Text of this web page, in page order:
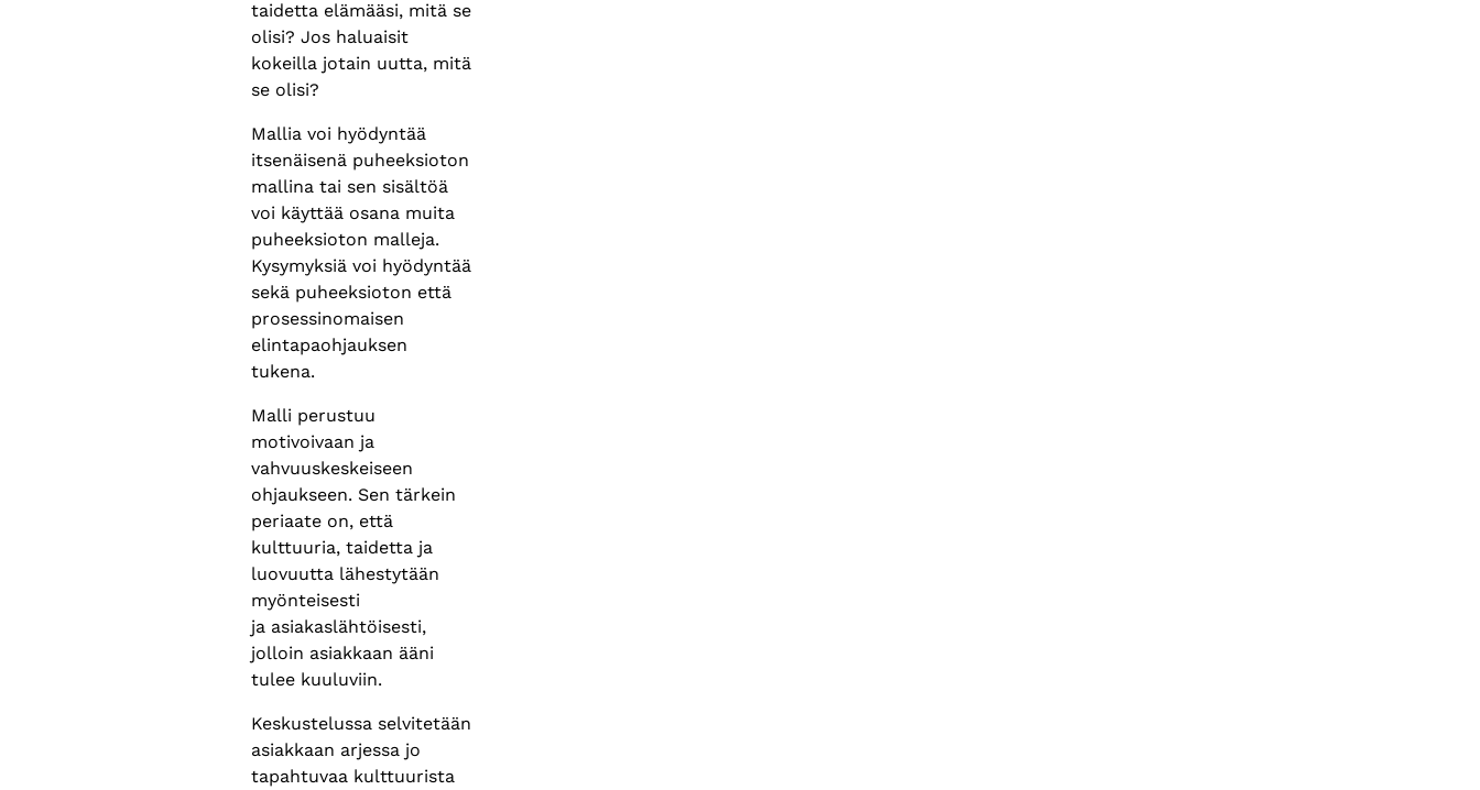
taidetta elämääsi, mitä se
olisi? ​Jos haluaisit
kokeilla jotain uutta, mitä
se olisi?​
Mallia voi hyödyntää
itsenäisenä puheeksioton
mallina tai sen sisältöä
voi käyttää osana muita
puheeksioton malleja.
Kysymyksiä voi hyödyntää
sekä puheeksioton että
prosessinomaisen
elintapaohjauksen
tukena. ​
Malli perustuu
motivoivaan ja
vahvuuskeskeiseen
ohjaukseen. Sen tärkein
periaate on, että
kulttuuria, taidetta ja
luovuutta lähestytään
myönteisesti
ja asiakaslähtöisesti,
jolloin asiakkaan ääni
tulee kuuluviin.​
Keskustelussa selvitetään
asiakkaan arjessa jo
tapahtuvaa kulttuurista